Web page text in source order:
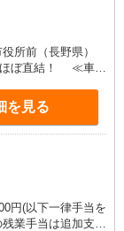
所前（長野県）
ほぼ直結！ ≪車通
を見る
円(以下一律手当を
業手当は追加支給